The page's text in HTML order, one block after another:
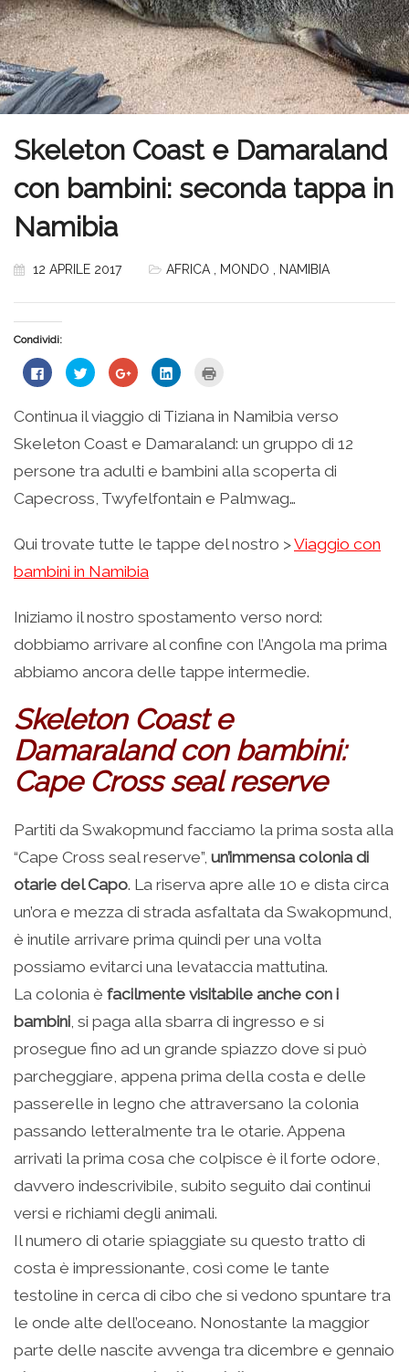
Skeleton Coast e Damaraland
con bambini: seconda tappa in
Namibia
12 APRILE 2017 AFRICA MONDO NAMIBIA
Condividi:
Fai
clic
su
Facebook
(Si
apre
una
nuova
Fai
clic
condividere
su
Twitter
(Si
in
una
nuova
finestra)
Fai
clic
condividere
su
Google+
(Si
in
una
nuova
finestra)
Fai
clic
condividere
su
LinkedIn
(Si
in
una
nuova
finestra)
stampare
(Si
apre
in
nuova
finestra)
Continua il viaggio di Tiziana in Namibia verso
Skeleton Coast e Damaraland: un gruppo di 12
persone tra adulti e bambini alla scoperta di
Capecross, Twyfelfontain e Palmwag…
Qui trovate tutte le tappe del nostro >Viaggio con
bambini in Namibia
Iniziamo il nostro spostamento verso nord:
dobbiamo arrivare al confine con l’Angola ma prima
abbiamo ancora delle tappe intermedie.
Skeleton Coast e
Damaraland con bambini:
Cape Cross seal reserve
Partiti da Swakopmund facciamo la prima sosta alla
“Cape Cross seal reserve”, un’immensa colonia di
otarie del Capo. La riserva apre alle 10 e dista circa
un’ora e mezza di strada asfaltata da Swakopmund,
è inutile arrivare prima quindi per una volta
possiamo evitarci una levataccia mattutina.
La colonia è facilmente visitabile anche con i
bambini , si paga alla sbarra di ingresso e si
prosegue fino ad un grande spiazzo dove si può
parcheggiare, appena prima della costa e delle
passerelle in legno che attraversano la colonia
passando letteralmente tra le otarie. Appena
arrivati la prima cosa che colpisce è il forte odore,
davvero indescrivibile, subito seguito dai continui
versi e richiami degli animali.
Il numero di otarie spiaggiate su questo tratto di
costa è impressionante, così come le tante
testoline in cerca di cibo che si vedono spuntare tra
le onde alte dell’oceano. Nonostante la maggior
parte delle nascite avvenga tra dicembre e gennaio